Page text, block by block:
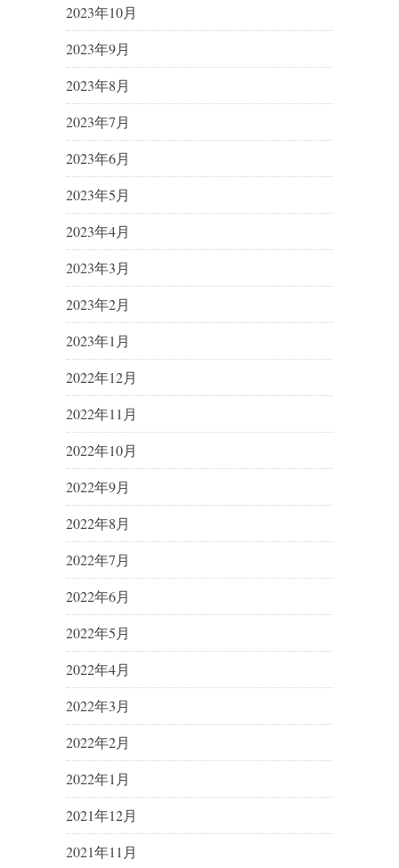
2023年10月
2023年9月
2023年8月
2023年7月
2023年6月
2023年5月
2023年4月
2023年3月
2023年2月
2023年1月
2022年12月
2022年11月
2022年10月
2022年9月
2022年8月
2022年7月
2022年6月
2022年5月
2022年4月
2022年3月
2022年2月
2022年1月
2021年12月
2021年11月